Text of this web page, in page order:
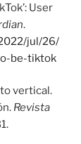
User
.
jul/26/
be-tiktok
vertical.
Revista